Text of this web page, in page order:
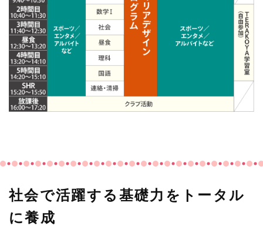
社会で活躍する基礎力をトータル
に養成